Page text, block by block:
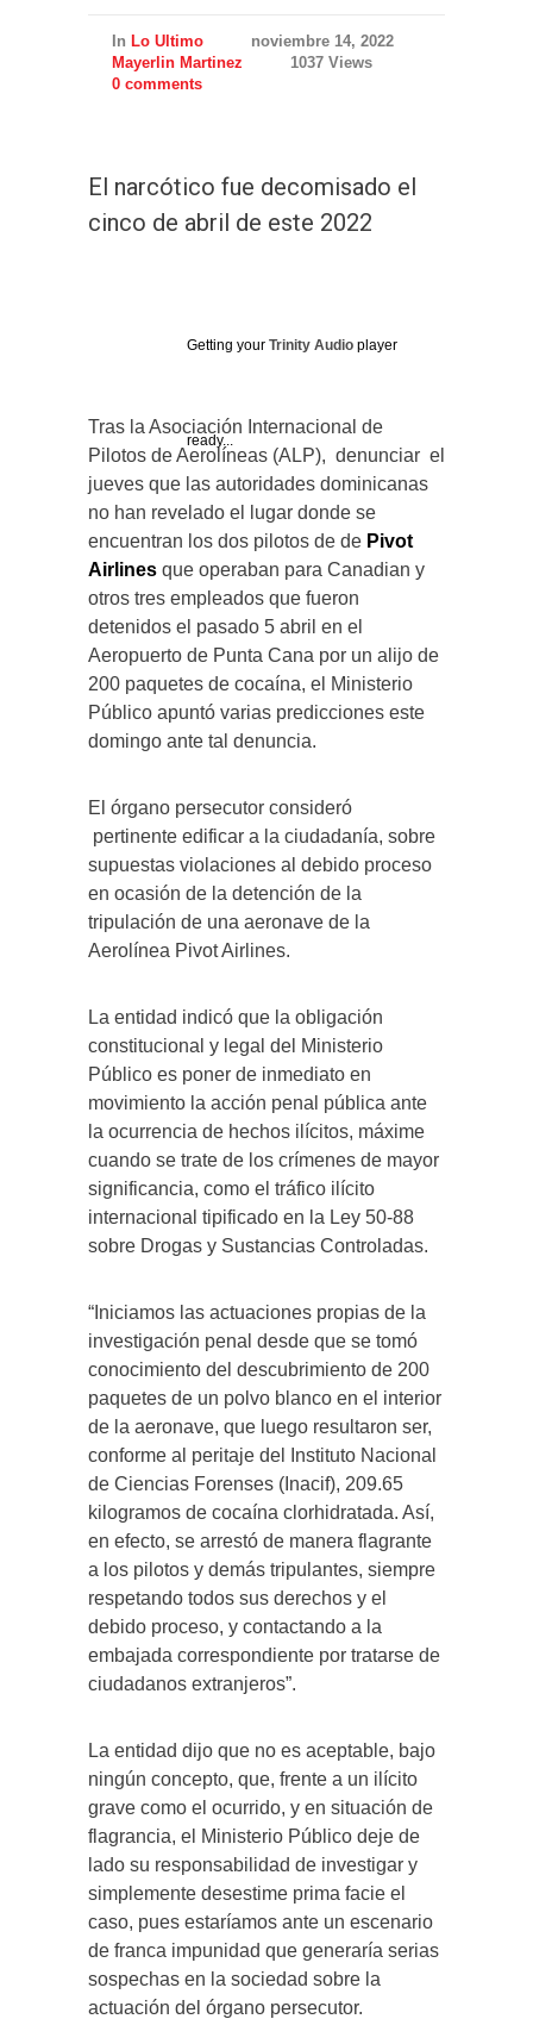
In Lo Ultimo
noviembre 14, 2022
Mayerlin Martinez
1037 Views
0 comments
El narcótico fue decomisado el
cinco de abril de este 2022
Getting your Trinity Audio player
ready...
Tras la Asociación Internacional de
Pilotos de Aerolíneas (ALP), denunciar el
jueves que las autoridades dominicanas
no han revelado el lugar donde se
encuentran los dos pilotos de de Pivot
Airlines que operaban para Canadian y
otros tres empleados que fueron
detenidos el pasado 5 abril en el
Aeropuerto de Punta Cana por un alijo de
200 paquetes de cocaína, el Ministerio
Público apuntó varias predicciones este
domingo ante tal denuncia.
El órgano persecutor consideró
pertinente edificar a la ciudadanía, sobre
supuestas violaciones al debido proceso
en ocasión de la detención de la
tripulación de una aeronave de la
Aerolínea Pivot Airlines.
La entidad indicó que la obligación
constitucional y legal del Ministerio
Público es poner de inmediato en
movimiento la acción penal pública ante
la ocurrencia de hechos ilícitos, máxime
cuando se trate de los crímenes de mayor
significancia, como el tráfico ilícito
internacional tipificado en la Ley 50-88
sobre Drogas y Sustancias Controladas.
“Iniciamos las actuaciones propias de la
investigación penal desde que se tomó
conocimiento del descubrimiento de 200
paquetes de un polvo blanco en el interior
de la aeronave, que luego resultaron ser,
conforme al peritaje del Instituto Nacional
de Ciencias Forenses (Inacif), 209.65
kilogramos de cocaína clorhidratada. Así,
en efecto, se arrestó de manera flagrante
a los pilotos y demás tripulantes, siempre
respetando todos sus derechos y el
debido proceso, y contactando a la
embajada correspondiente por tratarse de
ciudadanos extranjeros”.
La entidad dijo que no es aceptable, bajo
ningún concepto, que, frente a un ilícito
grave como el ocurrido, y en situación de
flagrancia, el Ministerio Público deje de
lado su responsabilidad de investigar y
simplemente desestime prima facie el
caso, pues estaríamos ante un escenario
de franca impunidad que generaría serias
sospechas en la sociedad sobre la
actuación del órgano persecutor.